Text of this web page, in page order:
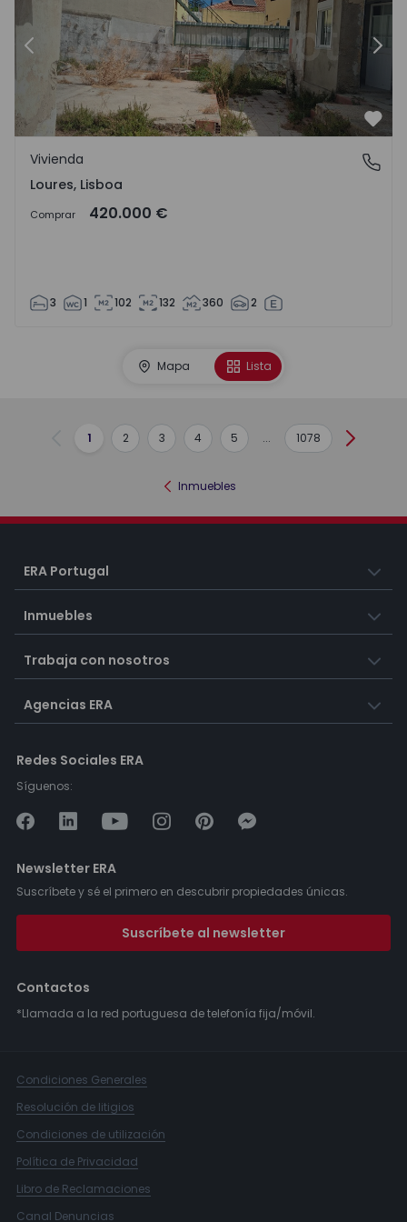
Anterior
Loures, Lisboa
Vivienda
Loures, Lisboa
Comprar 420.000 €
3 1 102 132 360 2
Mapa Lista
Anterior
1 2 3 4 5 ... 1078
Inmuebles
ERA Portugal
Inmuebles
Trabaja con nosotros
Agencias ERA
Redes Sociales ERA
Síguenos:
Newsletter ERA
Suscríbete y sé el primero en descubrir propiedades únicas.
Suscríbete al newsletter
Contactos
*Llamada a la red portuguesa de telefonía fija/móvil.
Condiciones Generales
Resolución de litigios
Condiciones de utilización
Política de Privacidad
Libro de Reclamaciones
Canal Denuncias